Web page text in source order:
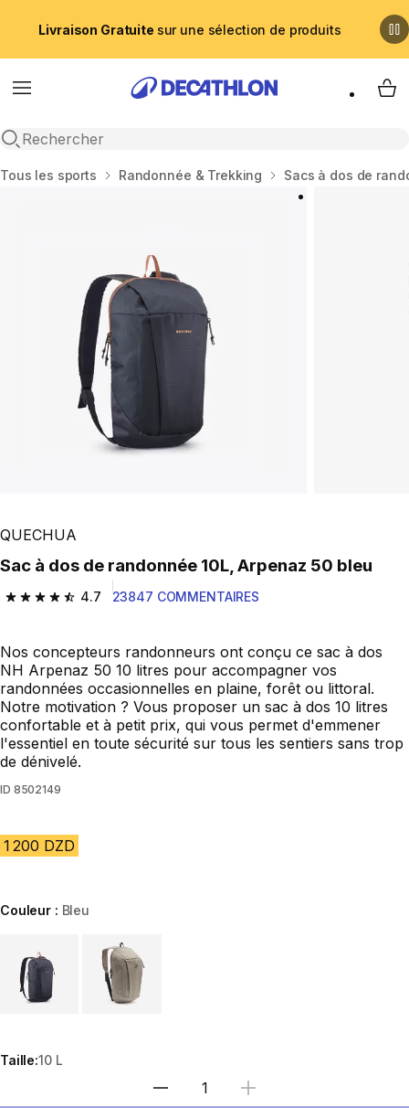
Livraison Gratuite sur une sélection de produits
Menu
Recherche ouverte
My
Accueil
Tous les sports Randonnée & Trekking Sacs à dos de
QUECHUA
Sac à dos de randonnée 10L, Arpenaz 50 bleu
4.7
4.7 out of 5 stars from 23847 reviews
23847 COMMENTAIRES
Nos concepteurs randonneurs ont conçu ce sac à dos
NH Arpenaz 50 10 litres pour accompagner vos
randonnées occasionnelles en plaine, forêt ou littoral.
Notre motivation ? Vous proposer un sac à dos 10 litres
confortable et à petit prix, qui vous permet d'emmener
l'essentiel en toute sécurité sur tous les sentiers sans trop
de dénivelé.
ID 8502149
1 200 DZD
Couleur : Bleu
Choose a variant
Taille:10 L
Sélectionnez la quantité